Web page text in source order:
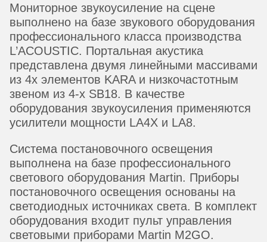
Мониторное звукоусиление на сцене
выполнено на базе звукового оборудования
профессионального класса производства
L’ACOUSTIC. Портальная акустика
представлена двумя линейными массивами
из 4х элементов KARA и низкочастотным
звеном из 4-х SB18. В качестве
оборудования звукоусиления применяются
усилители мощности LA4X и LA8.
Система постановочного освещения
выполнена на базе профессионального
светового оборудования Martin. Приборы
постановочного освещения основаны на
светодиодных источниках света. В комплект
оборудования входит пульт управления
световыми приборами Martin M2GO.